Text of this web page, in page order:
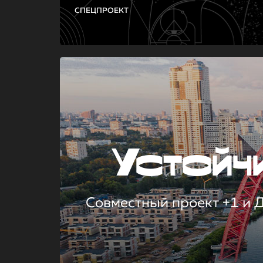
СПЕЦПРОЕКТ
Совместный проект +1 и